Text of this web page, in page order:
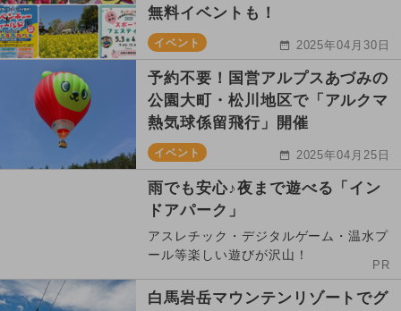
無料イベントも！
イベント 2025年04月30日
予約不要！国営アルプスあづみの
公園大町・松川地区で「アルクマ
熱気球係留飛行」開催
イベント 2025年04月25日
雨でも安心♪夜まで遊べる「イン
ドアパーク」
アスレチック・デジタルゲーム・温水プ
ール等楽しい遊びが沢山！
PR
白馬岩岳マウンテンリゾートでグ